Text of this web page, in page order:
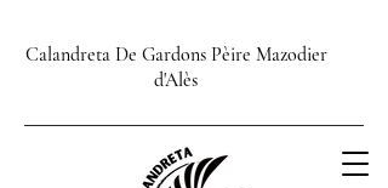
Calandreta De Gardons Pèire Mazodier
d'Alès